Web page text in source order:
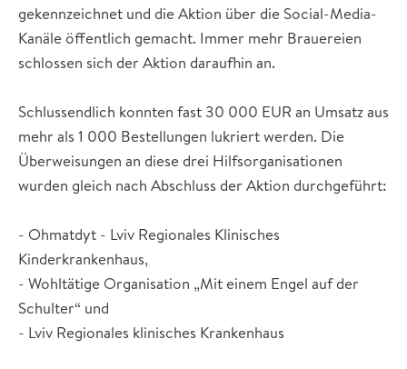
gekennzeichnet und die Aktion über die Social-Media-
Kanäle öffentlich gemacht. Immer mehr Brauereien
schlossen sich der Aktion daraufhin an.
Schlussendlich konnten fast 30 000 EUR an Umsatz aus
mehr als 1 000 Bestellungen lukriert werden. Die
Überweisungen an diese drei Hilfsorganisationen
wurden gleich nach Abschluss der Aktion durchgeführt:
- Ohmatdyt - Lviv Regionales Klinisches
Kinderkrankenhaus,
- Wohltätige Organisation „Mit einem Engel auf der
Schulter“ und
- Lviv Regionales klinisches Krankenhaus